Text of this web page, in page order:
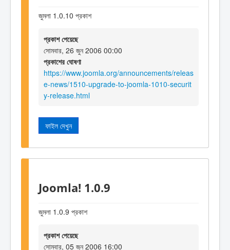
জুমলা 1.0.10 প্রকাশ
প্রকাশ পেয়েছে
সোমবার, 26 জুন 2006 00:00
প্রকাশের ঘোষণা
https://www.joomla.org/announcements/releas
e-news/1510-upgrade-to-joomla-1010-securit
y-release.html
ফাইল দেখুন
Joomla! 1.0.9
জুমলা 1.0.9 প্রকাশ
প্রকাশ পেয়েছে
সোমবার, 05 জুন 2006 16:00